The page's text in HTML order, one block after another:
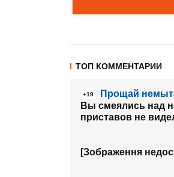
ТОП КОММЕНТАРИИ
+19
Прощай
Вы смеялись над
приставов не
[Зображення